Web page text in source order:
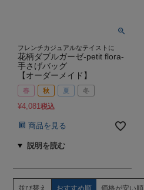
フレンチカジュアルなテイストに
花柄ダブルガーゼ-petit flora-
手さげバッグ
【オーダーメイド】
春 秋 夏 冬
¥4,081税込
商品を見る
並び替え おすすめ順 価格が安い順